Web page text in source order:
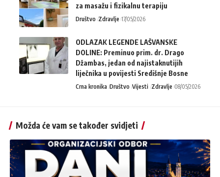
za masažu i fizikalnu terapiju
Društvo Zdravlje 17/05/2026
ODLAZAK LEGENDE LAŠVANSKE
DOLINE: Preminuo prim. dr. Drago
Džambas, jedan od najistaknutijih
liječnika u povijesti Središnje Bosne
Crna kronika Društvo Vijesti Zdravlje 08/05/2026
Možda će vam se također svidjeti